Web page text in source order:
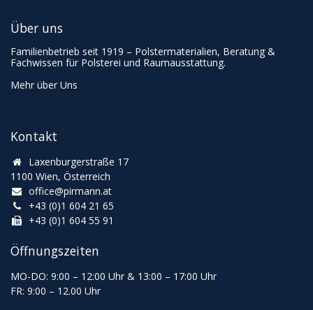
Kontakt
Laxenburgerstraße 17
1100 Wien, Österreich
office@pirmann.at
+43 (0)1 604 21 65
+43 (0)1 604 55 91
Öffnungszeiten
MO-DO: 9:00 – 12:00 Uhr & 13:00 – 17:00 Uhr
FR: 9:00 – 12.00 Uhr
Über uns
Familienbetrieb seit 1919 – Polstermaterialien, Beratung &
Fachwissen für Polsterei und Raumausstattung.
Mehr über Uns